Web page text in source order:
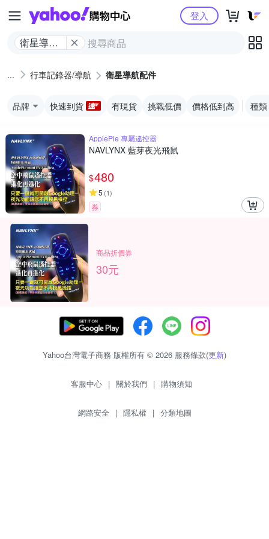
Yahoo購物中心
衛星導航
登入
行車記錄器/導航 衛星導航配件
品牌 快速到貨 有現貨 挑戰低價 價格低到高 種類
ApplePie 專屬遙控器
NAVLYNX 藍芽夜光飛鼠
$480
5 (1)
券
商品折價券
30元
Yahoo台灣電子商務 版權所有 © 2026 服務條款(更新)
客服中心 | 關於我們 | 購物須知
網路安全 | 隱私權 | 分類地圖